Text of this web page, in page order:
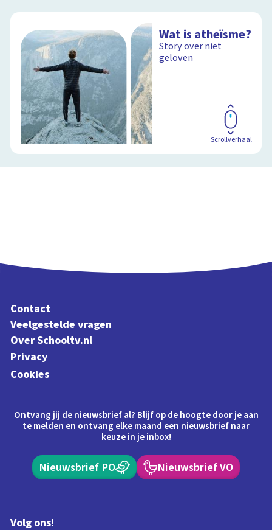
Wat is atheïsme?
Story over niet
geloven
Scrollverhaal
Contact
Veelgestelde vragen
Over Schooltv.nl
Privacy
Cookies
Ontvang jij de nieuwsbrief al? Blijf op de hoogte door je aan
te melden en ontvang elke maand een nieuwsbrief naar
keuze in je inbox!
Nieuwsbrief PO Nieuwsbrief VO
Volg ons!